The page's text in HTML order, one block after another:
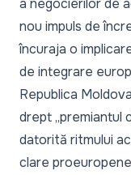
nou impuls de
încuraja o
de integrare
Republica
drept „premiantul
datorită ritmului
clare